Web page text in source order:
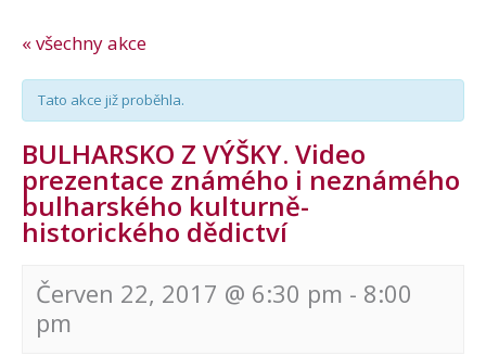
« všechny akce
Tato akce již proběhla.
BULHARSKO Z VÝŠKY. Video
prezentace známého i neznámého
bulharského kulturně-
historického dědictví
Červen 22, 2017 @ 6:30 pm - 8:00
pm